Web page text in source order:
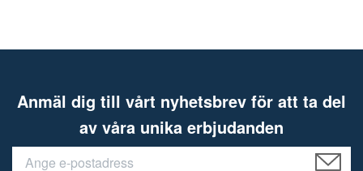
Anmäl dig till vårt nyhetsbrev för att ta del
av våra unika erbjudanden